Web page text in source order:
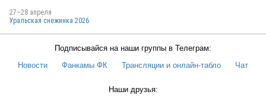
27–28 апреля
Уральская снежинка 2026
Подписывайся на наши группы в Телеграм:
Новости
Фанкамы ФК Трансляции и онлайн-табло Чат
Наши друзья: